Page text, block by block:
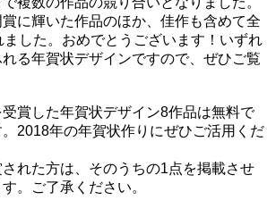
に輝いた作品のほか、佳作も含めて全
した。おめでとうございます！いずれ
る年賀状デザインですので、ぜひご覧
賞した年賀状デザイン8作品は無料で
2018年の年賀状作りにぜひご活用くだ
れた方は、そのうちの1点を掲載させ
。ご了承ください。